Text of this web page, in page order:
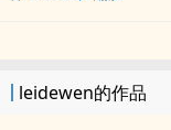
leidewen的作品